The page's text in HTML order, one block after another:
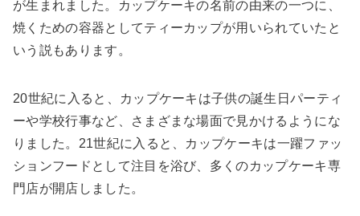
が生まれました。カップケーキの名前の由来の一つに、
焼くための容器としてティーカップが用いられていたと
いう説もあります。
20世紀に入ると、カップケーキは子供の誕生日パーティ
ーや学校行事など、さまざまな場面で見かけるようにな
りました。21世紀に入ると、カップケーキは一躍ファッ
ションフードとして注目を浴び、多くのカップケーキ専
門店が開店しました。